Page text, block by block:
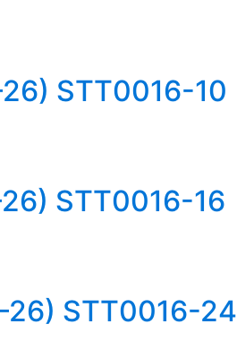
STT0016-10
STT0016-16
STT0016-24